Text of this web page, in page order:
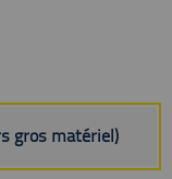
gros matériel)